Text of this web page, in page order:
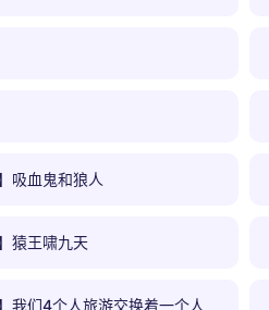
吸血鬼和狼人
猿王啸九天
我们4个人旅游交换着一个人